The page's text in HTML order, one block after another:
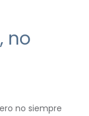
no
no siempre